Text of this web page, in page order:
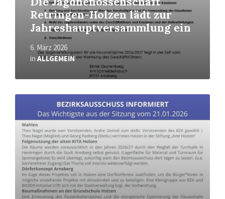
Retringen-Holzen lädt zur
Jahreshauptversammlung ein
6. März 2026
in ALLGEMEIN
Mehr